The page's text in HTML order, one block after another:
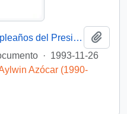
[Saludos con motivo del cumpleaños del Presidente]
· 1993-11-26
Azócar (1990-